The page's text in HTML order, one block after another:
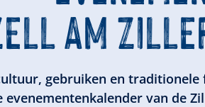
AM
gebruiken en
evenementenkalender van de